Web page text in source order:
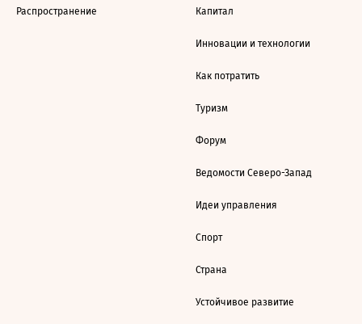
Распространение Капитал
Инновации и технологии
Как потратить
Туризм
Форум
Ведомости Северо-Запад
Идеи управления
Спорт
Страна
Устойчивое развитие